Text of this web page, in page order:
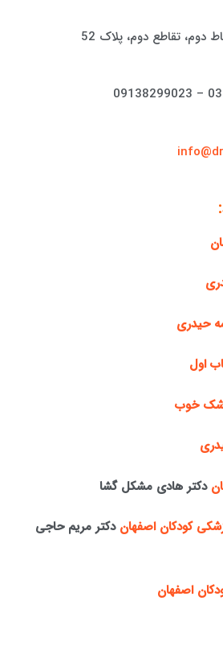
دوم، تقاطع دوم، پلاک 52
حیدری
اول
خوب
دکتر هادی مشکل گشا
کودکان اصفهان دکتر مریم حاجی
اصفهان